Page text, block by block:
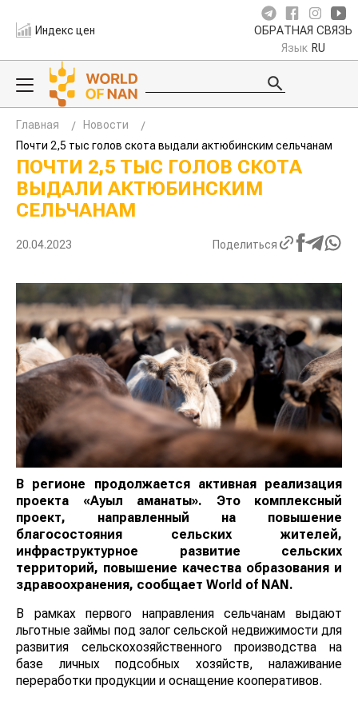
Индекс цен ОБРАТНАЯ СВЯЗЬ
Язык RU
Главная
Новости
Почти 2,5 тыс голов скота выдали актюбинским сельчанам
ПОЧТИ 2,5 ТЫС ГОЛОВ СКОТА
ВЫДАЛИ АКТЮБИНСКИМ
СЕЛЬЧАНАМ
20.04.2023 Поделиться
В регионе продолжается активная реализация
проекта «Ауыл аманаты». Это комплексный
проект, направленный на повышение
благосостояния сельских жителей,
инфраструктурное развитие сельских
территорий, повышение качества образования и
здравоохранения, сообщает World of NAN .
В рамках первого направления сельчанам выдают
льготные займы под залог сельской недвижимости для
развития сельскохозяйственного производства на
базе личных подсобных хозяйств, налаживание
переработки продукции и оснащение кооперативов.